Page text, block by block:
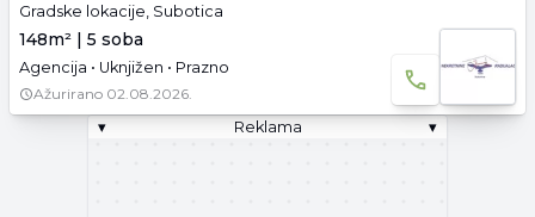
Gradske lokacije, Subotica
148m² | 5 soba
Agencija • Uknjižen • Prazno
Ažurirano 02.08.2026.
▾
Reklama ▾